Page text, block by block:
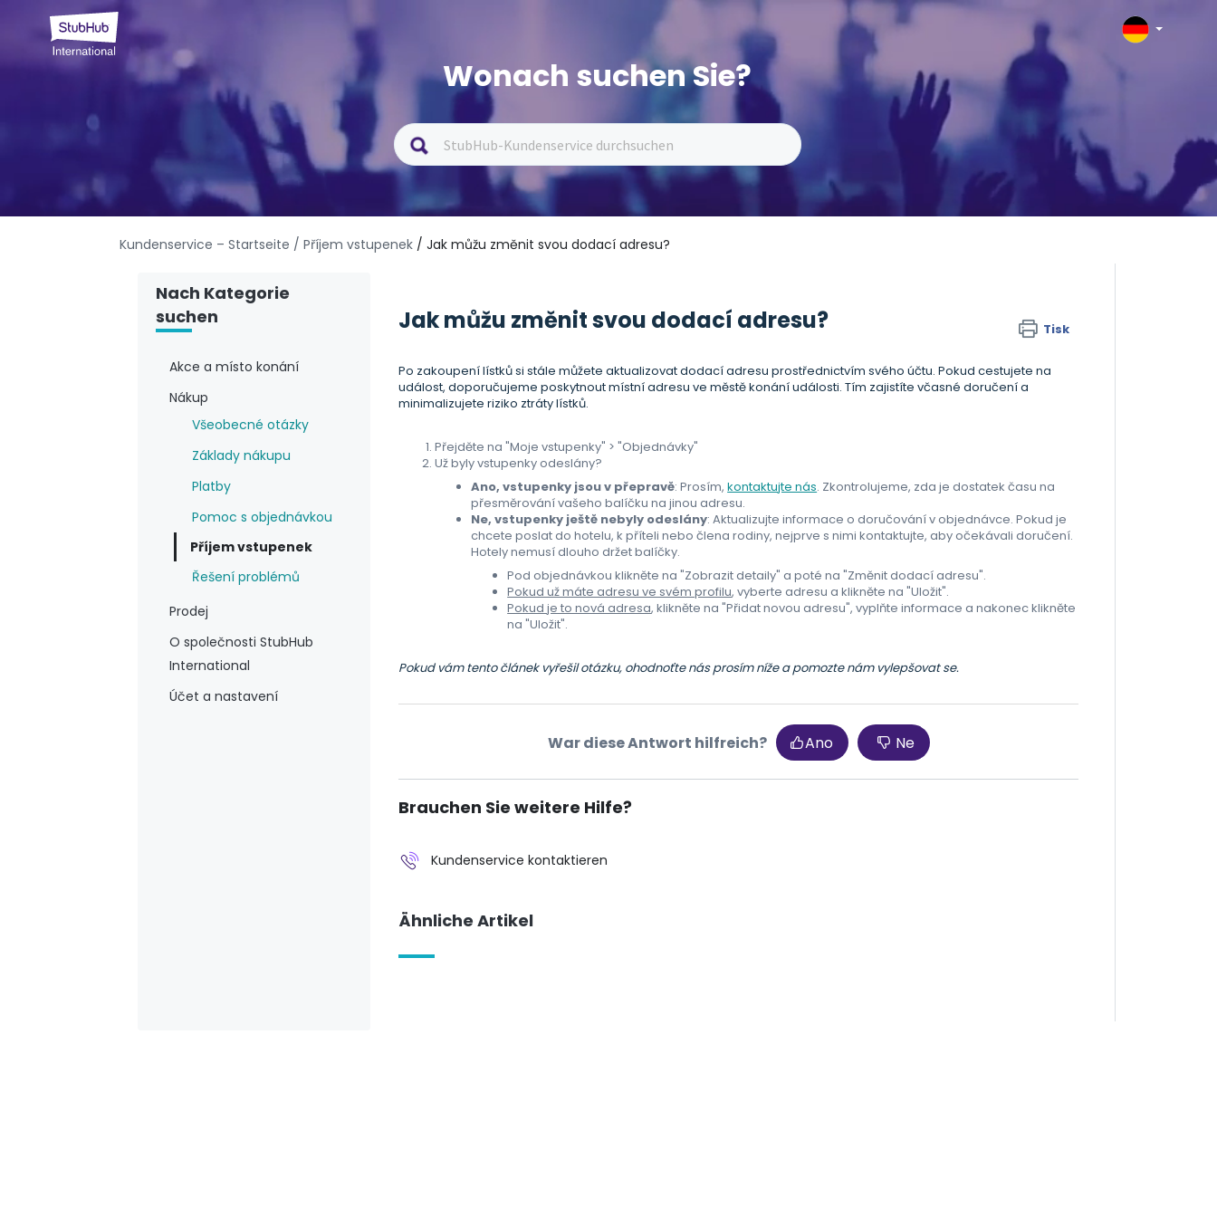
Wonach suchen Sie?
Kundenservice – Startseite / Příjem vstupenek / Jak můžu změnit svou dodací adresu?
Nach Kategorie
suchen
Akce a místo konání
Nákup
Všeobecné otázky
Základy nákupu
Platby
Pomoc s objednávkou
Příjem vstupenek
Řešení problémů
Prodej
O společnosti StubHub
International
Účet a nastavení
Jak můžu změnit svou dodací adresu? Tisk
Po zakoupení lístků si stále můžete aktualizovat dodací adresu prostřednictvím svého účtu. Pokud cestujete na
událost, doporučujeme poskytnout místní adresu ve městě konání události. Tím zajistíte včasné doručení a
minimalizujete riziko ztráty lístků.
Přejděte na "Moje vstupenky" > "Objednávky"
Už byly vstupenky odeslány?
Ano, vstupenky jsou v přepravě: Prosím,kontaktujte nás. Zkontrolujeme, zda je dostatek času na
přesměrování vašeho balíčku na jinou adresu.
Ne, vstupenky ještě nebyly odeslány: Aktualizujte informace o doručování v objednávce. Pokud je
chcete poslat do hotelu, k příteli nebo člena rodiny, nejprve s nimi kontaktujte, aby očekávali doručení.
Hotely nemusí dlouho držet balíčky.
Pod objednávkou klikněte na "Zobrazit detaily" a poté na "Změnit dodací adresu".
Pokud už máte adresu ve svém profilu, vyberte adresu a klikněte na "Uložit".
Pokud je to nová adresa, klikněte na "Přidat novou adresu", vyplňte informace a nakonec klikněte
na "Uložit".
Pokud vám tento článek vyřešil otázku, ohodnoťte nás prosím níže a pomozte nám vylepšovat se.
War diese Antwort hilfreich? Ano Ne
Brauchen Sie weitere Hilfe?
Kundenservice kontaktieren
Ähnliche Artikel